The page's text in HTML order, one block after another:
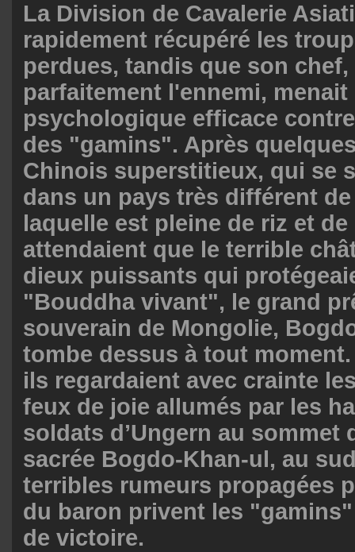
La Division de Cavalerie
rapidement récupéré les
perdues, tandis que son
parfaitement l'ennemi, menait
psychologique efficace
des "gamins". Après
Chinois superstitieux, qui se
dans un pays très différent
laquelle est pleine de riz et de
attendaient que le terrible
dieux puissants qui
"Bouddha vivant", le grand
souverain de Mongolie,
tombe dessus à tout
ils regardaient avec crainte
feux de joie allumés par les
soldats d’Ungern au sommet
sacrée Bogdo-Khan-ul, au
terribles rumeurs propagées
du baron privent les
de victoire.